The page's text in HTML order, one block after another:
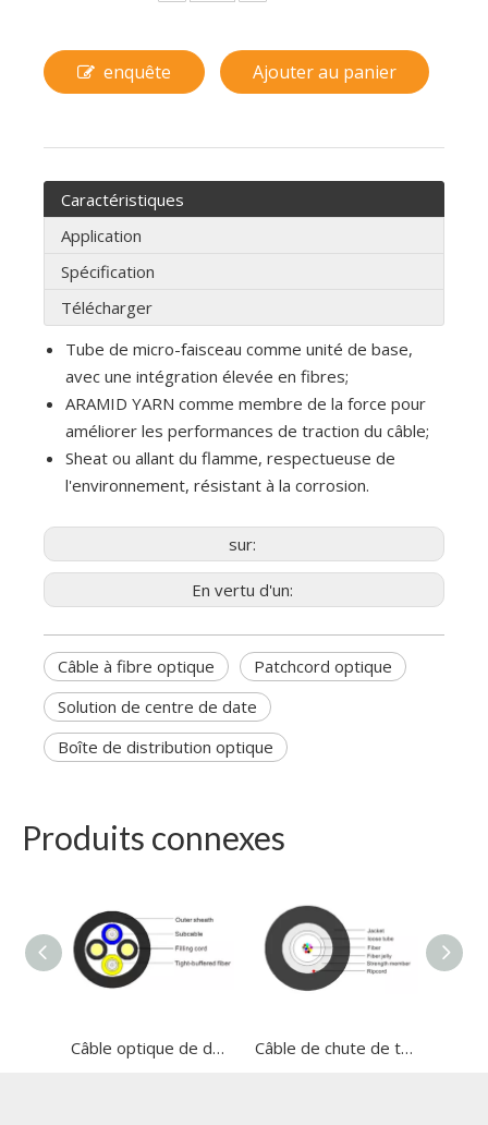
enquête Ajouter au panier
Caractéristiques
Application
Spécification
Télécharger
Tube de micro-faisceau comme unité de base,
avec une intégration élevée en fibres;
ARAMID YARN comme membre de la force pour
améliorer les performances de traction du câble;
Sheat ou allant du flamme, respectueuse de
l'environnement, résistant à la corrosion.
sur:
En vertu d'un:
Câble à fibre optique
Patchcord optique
Solution de centre de date
Boîte de distribution optique
Produits connexes
Câble optique de dessin radiofréquence sans fil Câble de chute de tube central